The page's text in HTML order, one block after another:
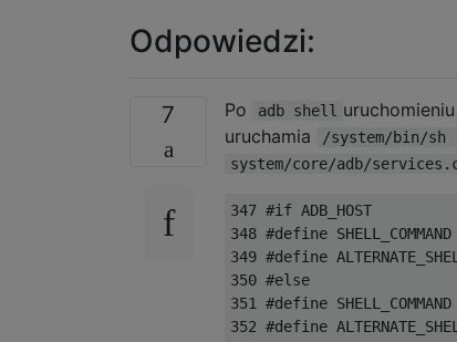
Odpowiedzi:
7 Po adb shell
uruchamia
/system/bin/sh
system/core/adb/
347 #if ADB_HOST
348 #define
349 #define
350 #else
351 #define
352 #define